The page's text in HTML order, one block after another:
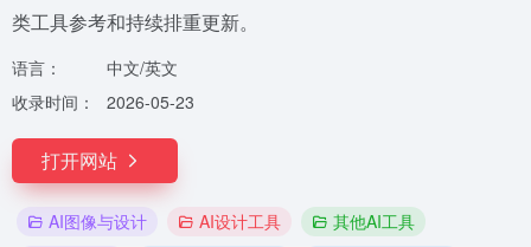
类工具参考和持续排重更新。
语言：
中文/英文
收录时间：
2026-05-23
打开网站
AI图像与设计 AI设计工具
其他AI工具